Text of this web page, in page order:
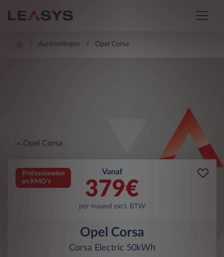
Aanbiedingen Opel Corsa
Professionelen
en KMO's
Vanaf
379€
per maand excl. BTW
Opel Corsa
Corsa Electric 50kWh